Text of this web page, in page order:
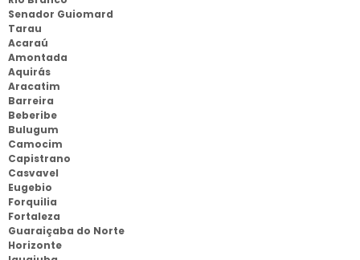
Senador Guiomard
Tarau
Acaraú
Amontada
Aquirás
Aracatim
Barreira
Beberibe
Bulugum
Camocim
Capistrano
Casvavel
Eugebio
Forquilia
Fortaleza
Guaraiçaba do Norte
Horizonte